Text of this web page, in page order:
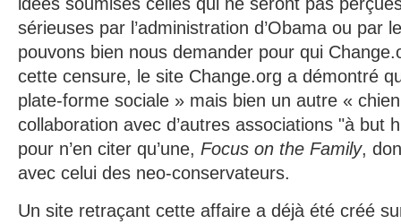
sérieuses par l’administration d’Obama ou par
pouvons bien nous demander pour qui
cette censure, le site Change.org a démontré
plate-forme sociale » mais bien un autre «
collaboration avec d’autres associations "à but
pour n’en citer qu’une, Focus on the Family,
avec celui des neo-conservateurs.
Un site retraçant cette affaire a déjà été créé